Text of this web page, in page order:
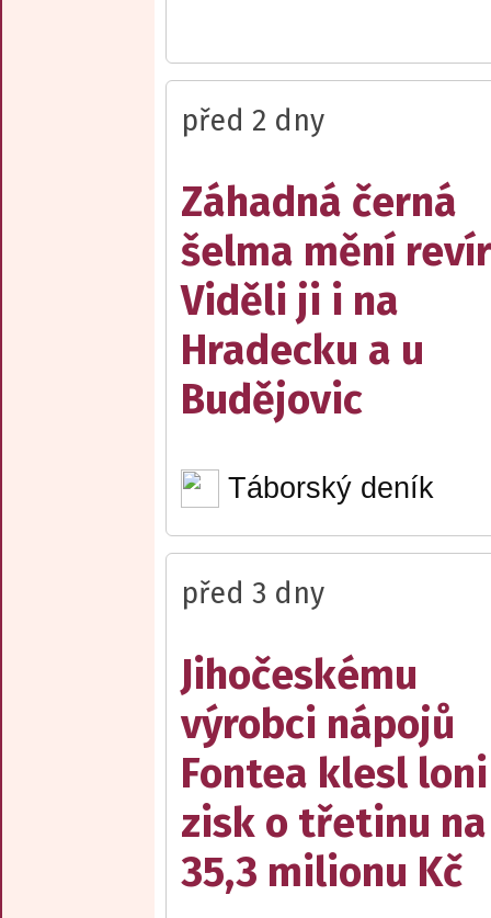
před 2 dny
Záhadná černá
šelma mění
Viděli ji i na
Hradecku a u
Budějovic
Táborský deník
před 3 dny
Jihočeskému
výrobci nápojů
Fontea klesl loni
zisk o třetinu na
35,3 milionu Kč